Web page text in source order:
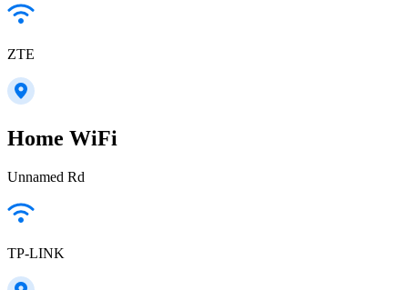
ZTE
Home WiFi
Unnamed Rd
TP-LINK